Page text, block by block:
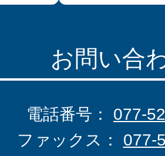
お問い合
電話番号： 077-
ファックス： 077-